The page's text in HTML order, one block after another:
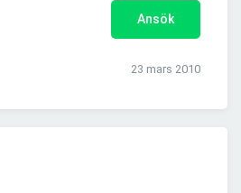
Ansök
23 mars 2010